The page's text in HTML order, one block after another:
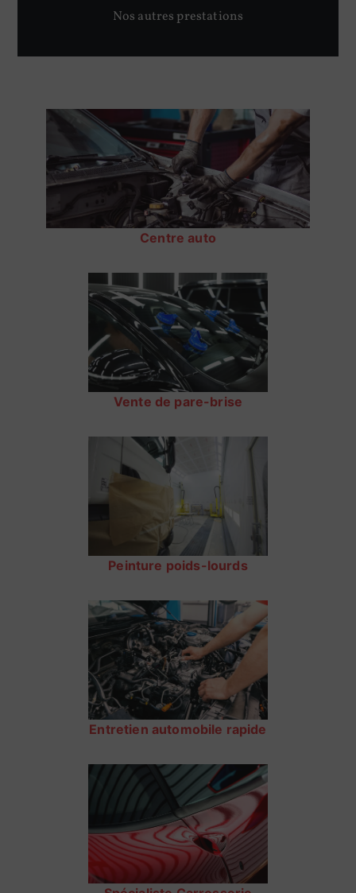
Nos autres prestations
Centre auto
Vente de pare-brise
Peinture poids-lourds
Entretien automobile rapide